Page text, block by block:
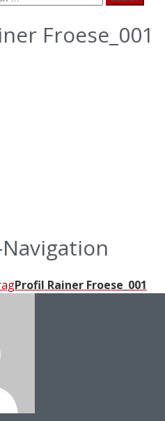
Froese_001
Profil Rainer Froese_001